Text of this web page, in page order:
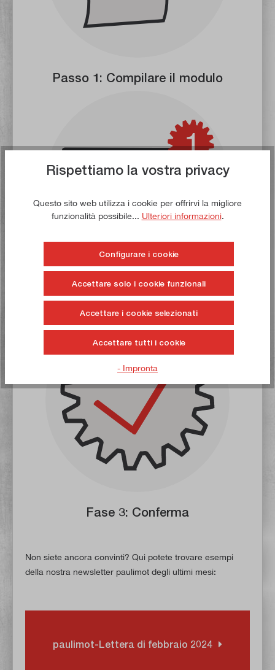
Passo 1: Compilare il modulo
Fase 2: Ricevere l'e-mail
Fase 3: Conferma
Non siete ancora convinti? Qui potete trovare esempi
della nostra newsletter paulimot degli ultimi mesi:
paulimot-Lettera di febbraio 2024
Rispettiamo la vostra privacy
Questo sito web utilizza i cookie per offrirvi la migliore
funzionalità possibile... Ulteriori informazioni.
Configurare i cookie
Accettare solo i cookie funzionali
Accettare i cookie selezionati
Accettare tutti i cookie
- Impronta